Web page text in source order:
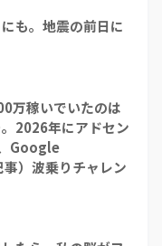
も。地震の前日に
万稼いでいたのは
2026年にアドセン
Google
）波乗りチャレン